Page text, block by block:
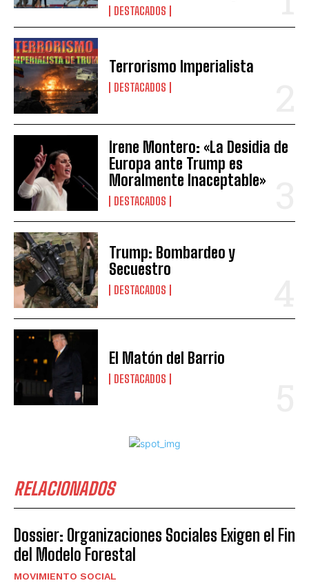
DESTACADOS
Terrorismo Imperialista
DESTACADOS
Irene Montero: «La Desidia de
Europa ante Trump es
Moralmente Inaceptable»
DESTACADOS
Trump: Bombardeo y
Secuestro
DESTACADOS
El Matón del Barrio
DESTACADOS
RELACIONADOS
Dossier: Organizaciones Sociales Exigen el Fin
del Modelo Forestal
MOVIMIENTO SOCIAL